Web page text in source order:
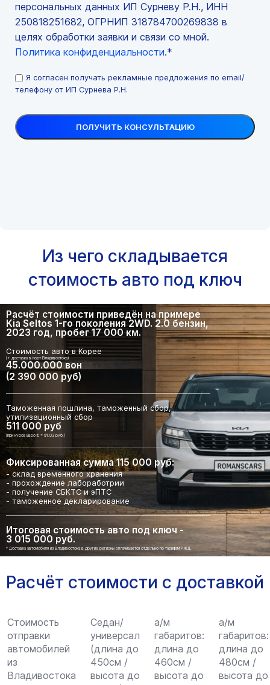
персональных данных ИП Сурневу Р.Н., ИНН
250818251682, ОГРНИП 318784700269838 в
целях обработки заявки и связи со мной.
Политика конфиденциальности.*
Я согласен получать рекламные предложения по email/
телефону от ИП Сурнева Р.Н.
Из чего складывается
стоимость авто под ключ
Расчёт стоимости приведён на примере
Kia Seltos 1-го поколения 2WD. 2.0 бензин,
2023 год, пробег 17 000 км.
Стоимость авто в Корее
(+ доставка в порт Владивостока)
45.000.000 вон
(2 390 000 руб)
Таможенная пошлина, таможенный сбор,
утилизационный сбор
511 000 руб
(при курсе Евро € = 91.03 руб.)
Фиксированная сумма 115 000 руб:
- склад временного хранения
- прохождение лабоработрии
- получение СБКТС и эПТС
- таможенное декларирование
Итоговая стоимость авто под ключ -
3 015 000 руб.
* Доставка автомобиля из Владивостока в другие регионы оплачивается отдельно по тарифам РЖД.
Расчёт стоимости с доставкой
Стоимость
отправки
автомобилей
из
Владивостока
Седан/
универсал
(длина до
450см /
высота до
а/м
габаритов:
длина до
460см /
высота до
а/м
габаритов:
длина до
480см /
высота до